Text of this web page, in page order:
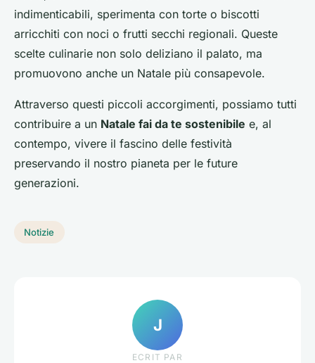
indimenticabili, sperimenta con torte o biscotti
arricchiti con noci o frutti secchi regionali. Queste
scelte culinarie non solo deliziano il palato, ma
promuovono anche un Natale più consapevole.
Attraverso questi piccoli accorgimenti, possiamo tutti
contribuire a un Natale fai da te sostenibile e, al
contempo, vivere il fascino delle festività
preservando il nostro pianeta per le future
generazioni.
Notizie
J
ECRIT PAR